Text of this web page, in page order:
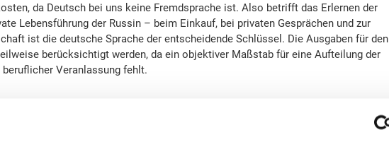
da Deutsch bei uns keine Fremdsprache ist. Also betrifft das Erlernen der
Lebensführung der Russin – beim Einkauf, bei privaten Gesprächen und zur
ist die deutsche Sprache der entscheidende Schlüssel. Die Ausgaben für den
berücksichtigt werden, da ein objektiver Maßstab für eine Aufteilung der
Veranlassung fehlt.